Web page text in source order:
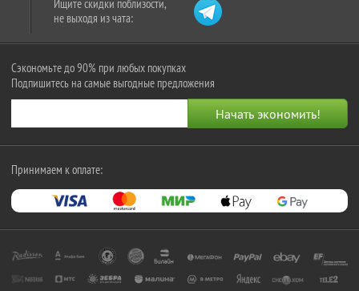
Ищите скидки поблизости,
не выходя из чата:
Сэкономьте до 90% при любых покупках
Подпишитесь на самые выгодные предложения
Принимаем к оплате: